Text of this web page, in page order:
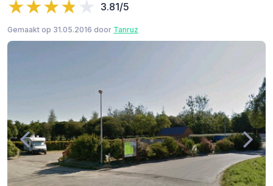
3.81/5
Gemaakt op 31.05.2016 door Tanruz